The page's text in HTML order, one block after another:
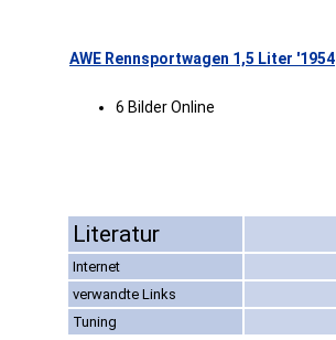
AWE Rennsportwagen 1,5 Liter '1954
6 Bilder Online
Literatur
Internet
verwandte Links
Tuning